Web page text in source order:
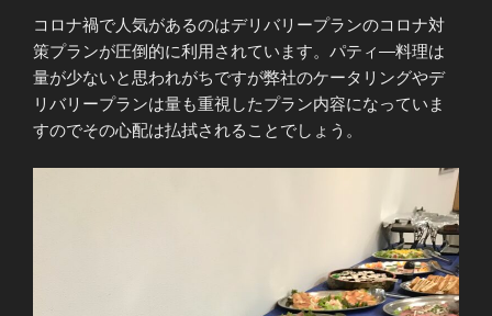
コロナ禍で人気があるのはデリバリープランのコロナ対
策プランが圧倒的に利用されています。パティ―料理は
量が少ないと思われがちですが弊社のケータリングやデ
リバリープランは量も重視したプラン内容になっていま
すのでその心配は払拭されることでしょう。